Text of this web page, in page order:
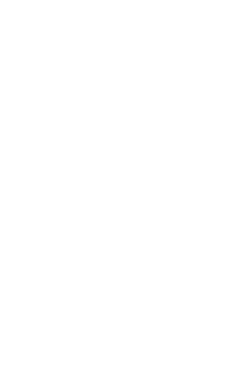
bleibt damit steuerfrei.